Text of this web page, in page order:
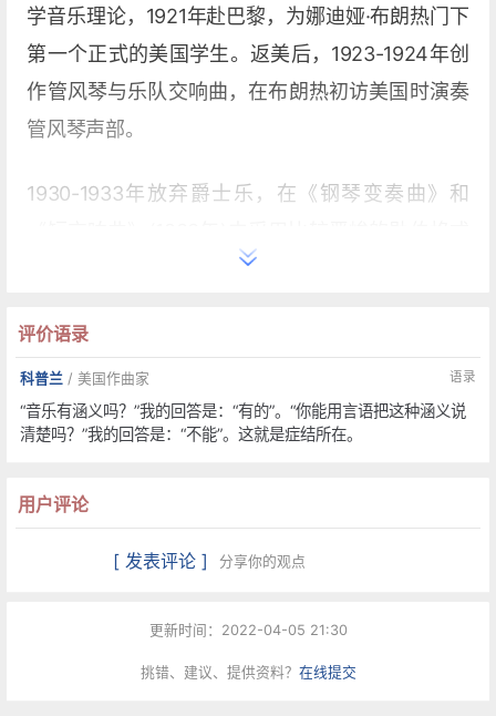
学音乐理论，1921年赴巴黎，为娜迪娅·布朗热门下
第一个正式的美国学生。返美后，1923-1924年创
作管风琴与乐队交响曲，在布朗热初访美国时演奏
管风琴声部。
1930-1933年放弃爵士乐，在《钢琴变奏曲》和
的风格。同时出于对公众与当代作曲家之间的日益
化风格的音乐。
作品
风琴交响曲》(第一交响曲，1924)。这首作品1925
年首演后，科普兰被贬为不协和音的信徒，指挥家
5年会杀人。”科普兰的成名之作是1936年他根据墨
西哥流行曲调而创作的管弦乐幻想曲《墨西哥沙
评价语录
科普兰 / 美国作曲家 语录
“音乐有涵义吗？”我的回答是：“有的”。“你能用言语把这种涵义说
清楚吗？”我的回答是：“不能”。这就是症结所在。
用户评论
[ 发表评论 ] 分享你的观点
更新时间：2022-04-05 21:30
挑错、建议、提供资料？ 在线提交